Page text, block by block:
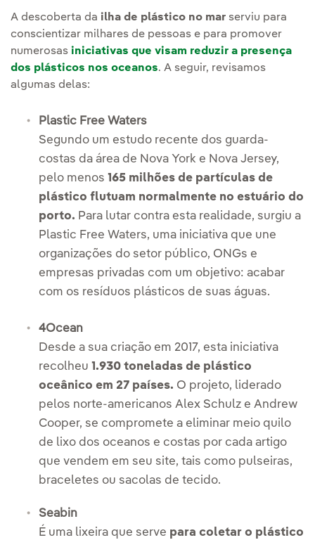
A descoberta da ilha de plástico no mar serviu para
conscientizar milhares de pessoas e para promover
numerosas iniciativas que visam reduzir a presença
dos plásticos nos oceanos. A seguir, revisamos
algumas delas:
Plastic Free Waters
Segundo um estudo recente dos guarda-
costas da área de Nova York e Nova Jersey,
pelo menos 165 milhões de partículas de
plástico flutuam normalmente no estuário do
porto. Para lutar contra esta realidade, surgiu a
Plastic Free Waters, uma iniciativa que une
organizações do setor público, ONGs e
empresas privadas com um objetivo: acabar
com os resíduos plásticos de suas águas.
4Ocean
Desde a sua criação em 2017, esta iniciativa
recolheu 1.930 toneladas de plástico
oceânico em 27 países. O projeto, liderado
pelos norte-americanos Alex Schulz e Andrew
Cooper, se compromete a eliminar meio quilo
de lixo dos oceanos e costas por cada artigo
que vendem em seu site, tais como pulseiras,
braceletes ou sacolas de tecido.
Seabin
É uma lixeira que serve para coletar o plástico